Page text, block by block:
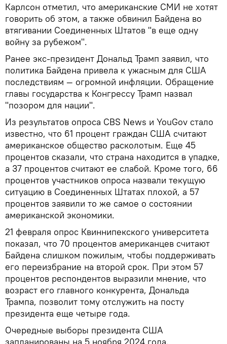
Карлсон отметил, что американские СМИ не хотят
говорить об этом, а также обвинил Байдена во
втягивании Соединенных Штатов "в еще одну
войну за рубежом".
Ранее экс-президент Дональд Трамп заявил, что
политика Байдена привела к ужасным для США
последствиям — огромной инфляции. Обращение
главы государства к Конгрессу Трамп назвал
"позором для нации".
Из результатов опроса CBS News и YouGov стало
известно, что 61 процент граждан США считают
американское общество расколотым. Еще 45
процентов сказали, что страна находится в упадке,
а 37 процентов считают ее слабой. Кроме того, 66
процентов участников опроса назвали текущую
ситуацию в Соединенных Штатах плохой, а 57
процентов заявили то же самое о состоянии
американской экономики.
21 февраля опрос Квиннипекского университета
показал, что 70 процентов американцев считают
Байдена слишком пожилым, чтобы поддерживать
его переизбрание на второй срок. При этом 57
процентов респондентов выразили мнение, что
возраст его главного конкурента, Дональда
Трампа, позволит тому отслужить на посту
президента еще четыре года.
Очередные выборы президента США
запланированы на 5 ноября 2024 года.